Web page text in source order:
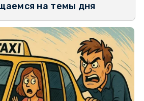
на темы дня